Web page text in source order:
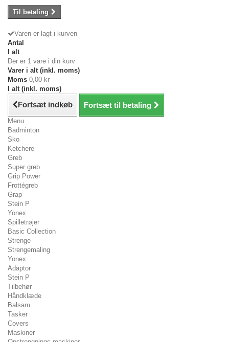
Til betaling
Varen er lagt i kurven
Antal
I alt
Der er 1 vare i din kurv
Varer i alt (inkl. moms)
Moms 0,00 kr
I alt (inkl. moms)
Fortsæt indkøb Fortsæt til betaling
Menu
Badminton
Sko
Ketchere
Greb
Super greb
Grip Power
Frottégreb
Grap
Stein P
Yonex
Spilletrøjer
Basic Collection
Strenge
Strengemaling
Yonex
Adaptor
Stein P
Tilbehør
Håndklæde
Balsam
Tasker
Covers
Maskiner